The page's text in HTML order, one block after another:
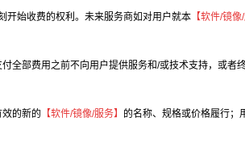
开始收费的权利。未来服务商如对用户就本 【软件/镜像/
全部费用之前不向用户提供服务和/或技术支持，或者
效的新的 【软件/镜像/服务】 的名称、规格或价格履行；